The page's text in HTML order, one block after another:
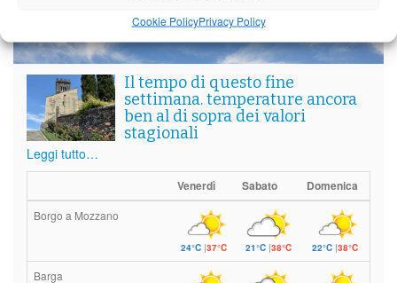
Cookie PolicyPrivacy Policy
Il tempo di questo fine
settimana. temperature ancora
ben al di sopra dei valori
stagionali
Leggi tutto…
Venerdì Sabato Domenica
Borgo a Mozzano
24°C|37°C 21°C|38°C 22°C |38°C
Barga